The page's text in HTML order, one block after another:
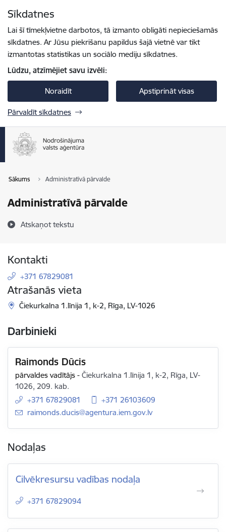
Sīkdatnes
Lai šī tīmekļvietne darbotos, tā izmanto obligāti nepieciešamās
sīkdatnes. Ar Jūsu piekrišanu papildus šajā vietnē var tikt
izmantotas statistikas un sociālo mediju sīkdatnes.
Lūdzu, atzīmējiet savu izvēli:
Noraidīt Apstiprināt visas
Pārvaldīt sīkdatnes
Sākums Administratīvā pārvalde
Administratīvā pārvalde
Atskaņot tekstu
Kontakti
+371 67829081
Atrašanās vieta
Čiekurkalna 1.līnija 1, k-2, Rīga, LV-1026
Darbinieki
Raimonds Dūcis
pārvaldes vadītājs -Čiekurkalna 1.līnija 1, k-2, Rīga, LV-
1026, 209. kab.
+371 67829081
+371 26103609
E-pasts:
raimonds.ducis@agentura.iem.gov.lv
Nodaļas
Cilvēkresursu vadības nodaļa
+371 67829094